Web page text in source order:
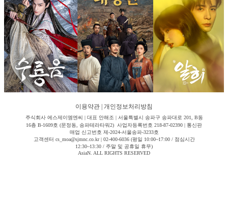
이용약관 개인정보처리방침
주식회사 에스제이엠엔씨 | 대표 안해조 | 서울특별시 송파구 송파대로 201, B동
16층 B-1609호 (문정동, 송파테라타워2) 사업자등록번호 218-87-02390 | 통신판
매업 신고번호 제-2024-서울송파-3233호
고객센터 cs_moa@sjmnc.co.kr | 02-400-6036 (평일 10:00~17:00 / 점심시간
12:30~13:30 / 주말 및 공휴일 휴무)
AsiaN. ALL RIGHTS RESERVED